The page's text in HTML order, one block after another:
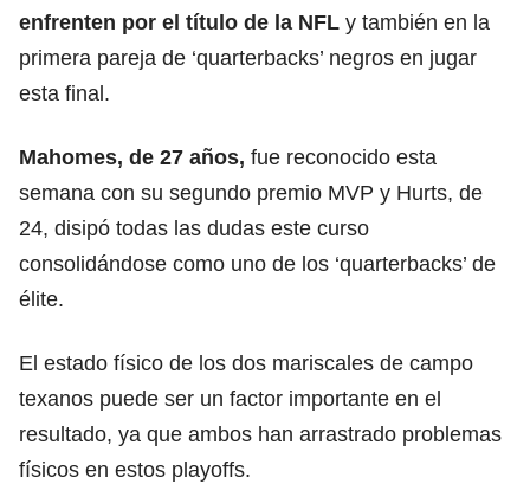
enfrenten por el título de la NFL y también en la
primera pareja de ‘quarterbacks’ negros en jugar
esta final.
Mahomes, de 27 años, fue reconocido esta
semana con su segundo premio MVP y Hurts, de
24, disipó todas las dudas este curso
consolidándose como uno de los ‘quarterbacks’ de
élite.
El estado físico de los dos mariscales de campo
texanos puede ser un factor importante en el
resultado, ya que ambos han arrastrado problemas
físicos en estos playoffs.